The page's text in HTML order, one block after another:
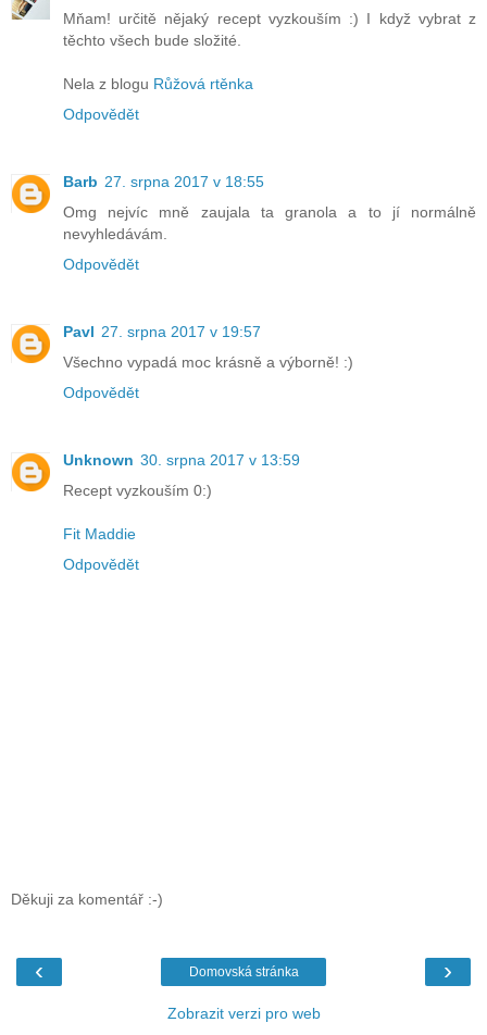
Mňam! určitě nějaký recept vyzkouším :) I když vybrat z
těchto všech bude složité.
Nela z blogu Růžová rtěnka
Odpovědět
Barb 27. srpna 2017 v 18:55
Omg nejvíc mně zaujala ta granola a to jí normálně
nevyhledávám.
Odpovědět
Pavl 27. srpna 2017 v 19:57
Všechno vypadá moc krásně a výborně! :)
Odpovědět
Unknown 30. srpna 2017 v 13:59
Recept vyzkouším 0:)
Fit Maddie
Odpovědět
Děkuji za komentář :-)
‹ ›
Domovská stránka
Zobrazit verzi pro web